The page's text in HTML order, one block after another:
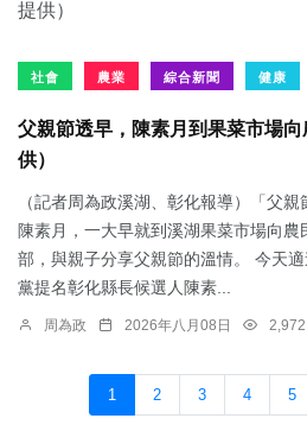
社會 農業 綜合新聞 健康
父親節透早，陳素月到果菜市場
供）
（記者周為政溪湖、彰化報導）「父
陳素月，一大早就到溪湖果菜市場向
部，與親子分享父親節的溫情。 今天
黨提名彰化縣長候選人陳素...
周為政 2026年八月08日
1 2 3 4 5